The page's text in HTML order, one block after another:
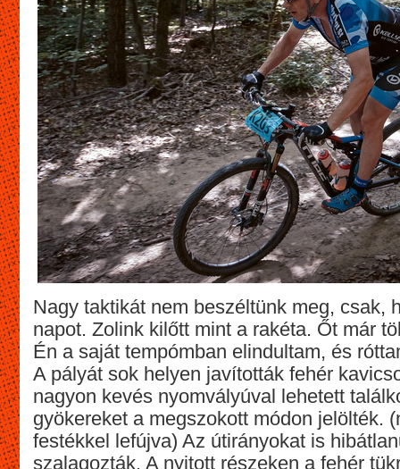
Nagy taktikát nem beszéltünk meg, csak,
napot. Zolink kilőtt mint a rakéta. Őt már
Én a saját tempómban elindultam, és
A pályát sok helyen javították fehér
nagyon kevés nyomvályúval lehetett
gyökereket a megszokott módon jelölték.
festékkel lefújva) Az útirányokat is
szalagozták. A nyitott részeken a fehér